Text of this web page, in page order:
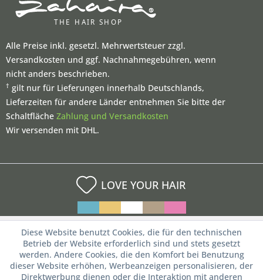
Alle Preise inkl. gesetzl. Mehrwertsteuer zzgl.
Versandkosten und ggf. Nachnahmegebühren, wenn
nicht anders beschrieben.
† gilt nur für Lieferungen innerhalb Deutschlands,
Lieferzeiten für andere Länder entnehmen Sie bitte der
Schaltfläche Zahlung und Versandkosten
Wir versenden mit DHL.
LOVE YOUR HAIR
Diese Website benutzt Cookies, die für den technischen
Betrieb der Website erforderlich sind und stets gesetzt
werden. Andere Cookies, die den Komfort bei Benutzung
dieser Website erhöhen, Werbeanzeigen personalisieren, der
Direktwerbung dienen oder die Interaktion mit anderen